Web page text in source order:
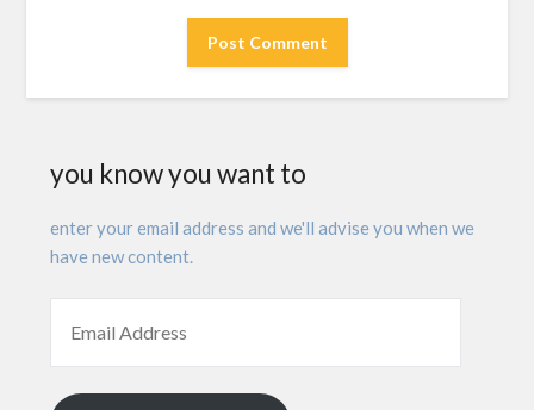
you know you want to
enter your email address and we'll advise you when we
have new content.